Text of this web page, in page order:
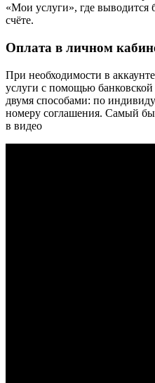
«Мои услуги», где выводится
счёте.
Оплата в личном
При необходимости в
услуги с помощью
двумя способами: по
номеру соглашения. Самый
в видео